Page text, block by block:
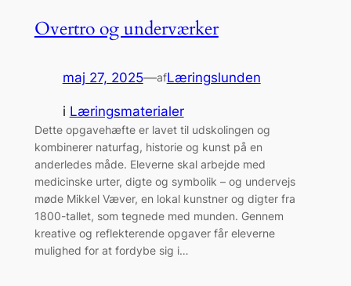
Overtro og underværker
maj 27, 2025—afLæringslunden
i Læringsmaterialer
Dette opgavehæfte er lavet til udskolingen og
kombinerer naturfag, historie og kunst på en
anderledes måde. Eleverne skal arbejde med
medicinske urter, digte og symbolik – og undervejs
møde Mikkel Væver, en lokal kunstner og digter fra
1800-tallet, som tegnede med munden. Gennem
kreative og reflekterende opgaver får eleverne
mulighed for at fordybe sig i…